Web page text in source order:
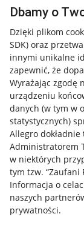
Dbamy o
Dzięki plikom
SDK) oraz
innymi unikalne
zapewnić, że
Wyrażając zgodę
urządzeniu
danych (w tym w
statystycznych)
Allegro
Administratorem
w niektórych
tym tzw. “Zaufani
Informacja o
naszych
prywatności.
Przydatne
Jak to działa